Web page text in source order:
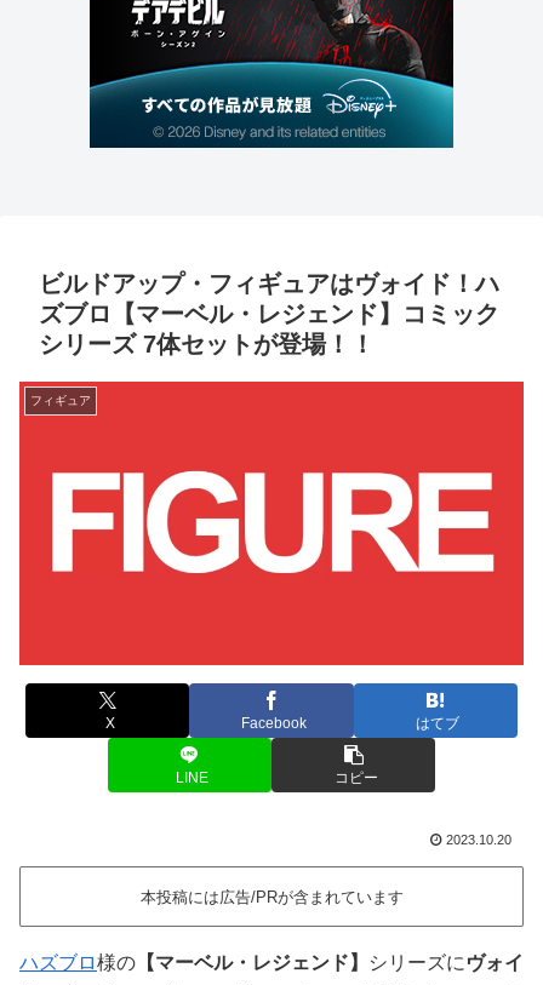
ビルドアップ・フィギュアはヴォイド！ハ
ズブロ【マーベル・レジェンド】コミック
シリーズ 7体セットが登場！！
フィギュア
X Facebook はてブ
LINE コピー
2023.10.20
本投稿には広告/PRが含まれています
ハズブロ様の 【マーベル・レジェンド】 シリーズに ヴォイ